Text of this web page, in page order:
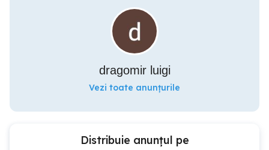
dragomir luigi
Vezi toate anunțurile
Distribuie anunțul pe